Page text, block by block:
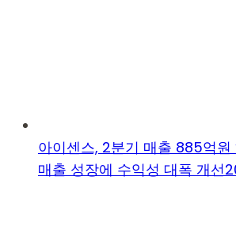
아이센스, 2분기 매출 885억원
매출 성장에 수익성 대폭 개선